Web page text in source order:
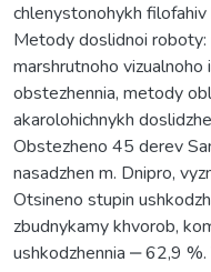
chlenystonohykh filofahiv
Metody doslidnoi
marshrutnoho
obstezhennia, metody
akarolohichnykh
Obstezheno 45 derev
nasadzhen m. Dnipro,
Otsineno stupin
zbudnykamy khvorob,
ushkodzhennia ‒ 62,9